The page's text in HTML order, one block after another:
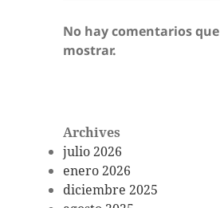
No hay comentarios que
mostrar.
Archives
julio 2026
enero 2026
diciembre 2025